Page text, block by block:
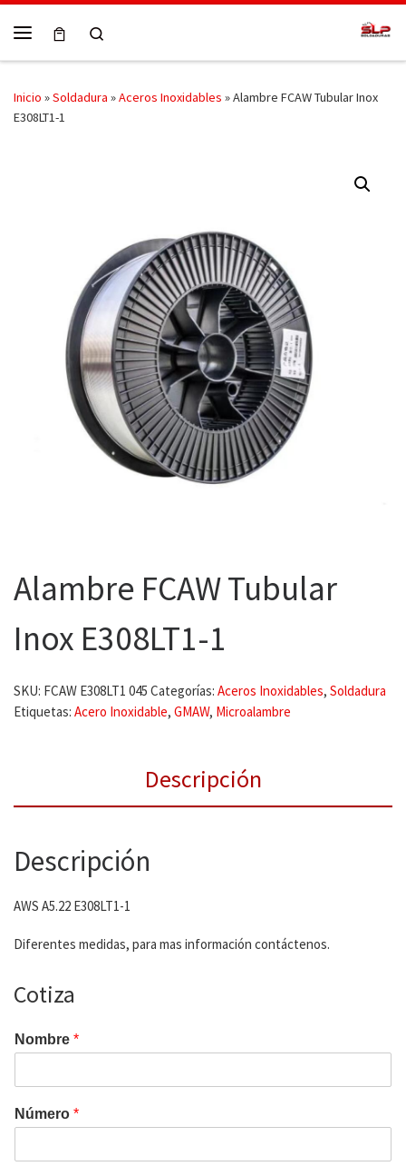
Skip to content
Inicio »Soldadura »Aceros Inoxidables »Alambre FCAW Tubular Inox
E308LT1-1
Alambre FCAW Tubular
Inox E308LT1-1
SKU: FCAW E308LT1 045 Categorías: Aceros Inoxidables, Soldadura
Etiquetas: Acero Inoxidable, GMAW, Microalambre
Descripción
Descripción
AWS A5.22 E308LT1-1
Diferentes medidas, para mas información contáctenos.
Cotiza
Nombre *
Número *